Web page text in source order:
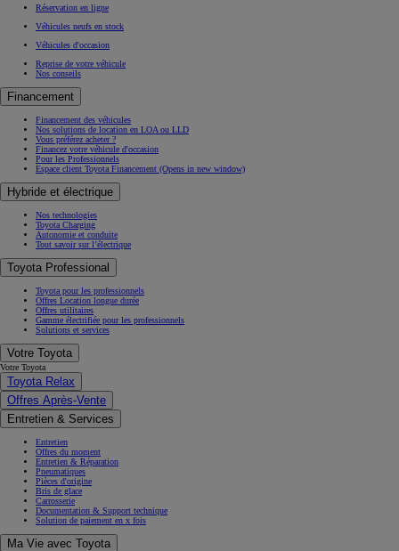
Réservation en ligne
Véhicules neufs en stock
Véhicules d'occasion
Reprise de votre véhicule
Nos conseils
Financement
Financement des véhicules
Nos solutions de location en LOA ou LLD
Vous préférez acheter ?
Financez votre véhicule d'occasion
Pour les Professionnels
Espace client Toyota Financement (Opens in new window)
Hybride et électrique
Nos technologies
Toyota Charging
Autonomie et conduite
Tout savoir sur l’électrique
Toyota Professional
Toyota pour les professionnels
Offres Location longue durée
Offres utilitaires
Gamme électrifiée pour les professionnels
Solutions et services
Votre Toyota
Votre Toyota
Toyota Relax
Offres Après-Vente
Entretien & Services
Entretien
Offres du moment
Entretien & Réparation
Pneumatiques
Pièces d'origine
Bris de glace
Carrosserie
Documentation & Support technique
Solution de paiement en x fois
Ma Vie avec Toyota